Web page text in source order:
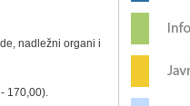
nadležni organi i
170,00).